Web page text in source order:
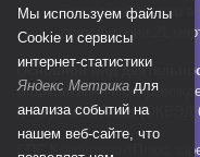
технологий (номер
аккредитации 21
Основной вид
модификация и
КонсультантПлюс (ОКВЭД
СПС КонсультантПлюс
Мы используем файлы
Сookie и сервисы
интернет-статистики
Яндекс Метрика для
анализа событий на
нашем веб-сайте, что